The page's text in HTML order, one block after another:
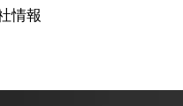
情報